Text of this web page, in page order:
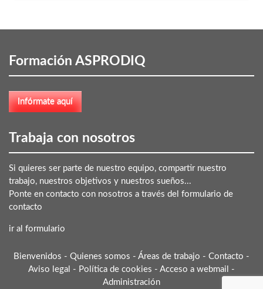
Formación ASPRODIQ
Trabaja con nosotros
Si quieres ser parte de nuestro equipo, compartir nuestro
trabajo, nuestros objetivos y nuestros sueños...
Ponte en contacto con nosotros a través del formulario de
contacto
ir al formulario
Bienvenidos - Quienes somos - Áreas de trabajo - Contacto -
Aviso legal - Política de cookies - Acceso a webmail
-
Administración